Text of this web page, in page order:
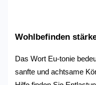
Wohlbefinden
Das Wort Eu-tonie
sanfte und achtsame